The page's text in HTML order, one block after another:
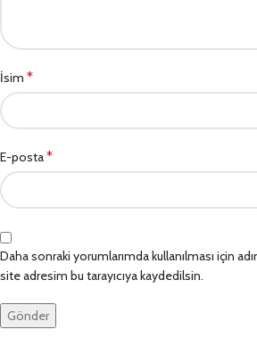
İsim *
E-posta*
Daha sonraki yorumlarımda kullanılması için
site adresim bu tarayıcıya kaydedilsin.